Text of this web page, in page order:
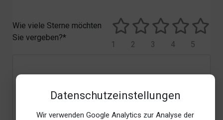
Datenschutzeinstellungen
Wir verwenden Google Analytics zur Analyse der
Wie viele Sterne möchten
Sie vergeben?*
5
4
3
2
1